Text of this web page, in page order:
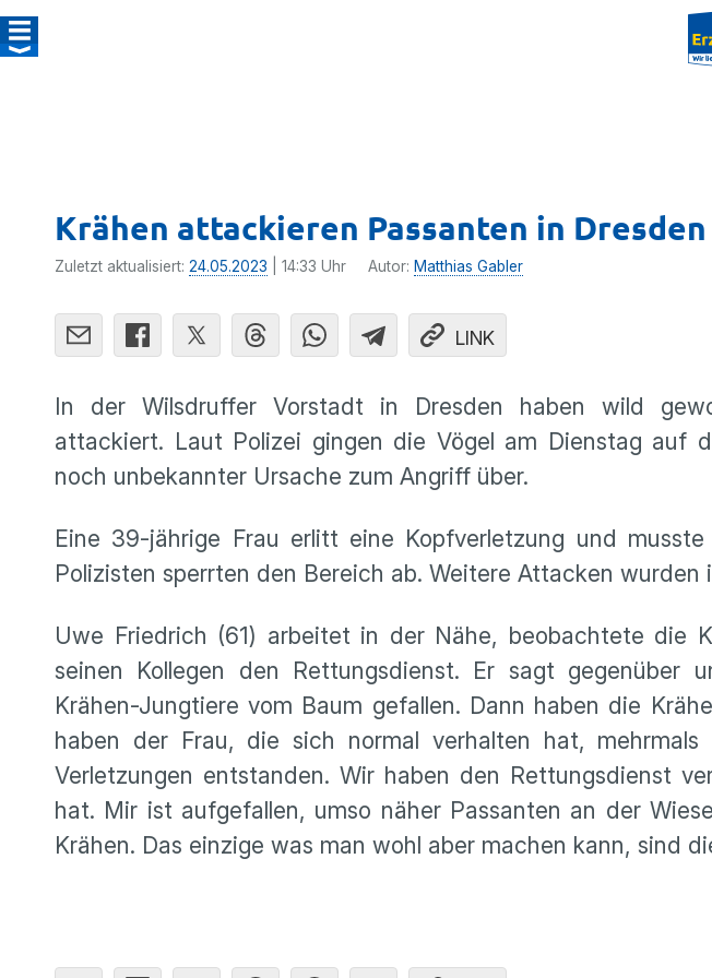
Krähen attackieren Passanten in Dresden
Zuletzt aktualisiert: 24.05.2023 | 14:33 Uhr Autor: Matthias Gabler
LINK
In der Wilsdruffer Vorstadt in Dresden haben wild
attackiert. Laut Polizei gingen die Vögel am Dienstag auf
noch unbekannter Ursache zum Angriff über.
Eine 39-jährige Frau erlitt eine Kopfverletzung und
Polizisten sperrten den Bereich ab. Weitere Attacken wurden
Uwe Friedrich (61) arbeitet in der Nähe, beobachtete die
seinen Kollegen den Rettungsdienst. Er sagt gegenüber
Krähen-Jungtiere vom Baum gefallen. Dann haben die
haben der Frau, die sich normal verhalten hat,
Verletzungen entstanden. Wir haben den Rettungsdienst
hat. Mir ist aufgefallen, umso näher Passanten an der
Krähen. Das einzige was man wohl aber machen kann, sind